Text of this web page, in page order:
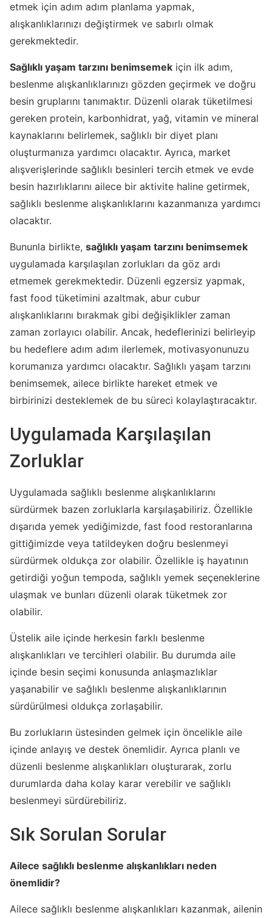
etmek için adım adım planlama yapmak,
alışkanlıklarınızı değiştirmek ve sabırlı olmak
gerekmektedir.
Sağlıklı yaşam tarzını benimsemek için ilk adım,
beslenme alışkanlıklarınızı gözden geçirmek ve doğru
besin gruplarını tanımaktır. Düzenli olarak tüketilmesi
gereken protein, karbonhidrat, yağ, vitamin ve mineral
kaynaklarını belirlemek, sağlıklı bir diyet planı
oluşturmanıza yardımcı olacaktır. Ayrıca, market
alışverişlerinde sağlıklı besinleri tercih etmek ve evde
besin hazırlıklarını ailece bir aktivite haline getirmek,
sağlıklı beslenme alışkanlıklarını kazanmanıza yardımcı
olacaktır.
Bununla birlikte, sağlıklı yaşam tarzını benimsemek
uygulamada karşılaşılan zorlukları da göz ardı
etmemek gerekmektedir. Düzenli egzersiz yapmak,
fast food tüketimini azaltmak, abur cubur
alışkanlıklarını bırakmak gibi değişiklikler zaman
zaman zorlayıcı olabilir. Ancak, hedeflerinizi belirleyip
bu hedeflere adım adım ilerlemek, motivasyonunuzu
korumanıza yardımcı olacaktır. Sağlıklı yaşam tarzını
benimsemek, ailece birlikte hareket etmek ve
birbirinizi desteklemek de bu süreci kolaylaştıracaktır.
Uygulamada Karşılaşılan
Zorluklar
Uygulamada sağlıklı beslenme alışkanlıklarını
sürdürmek bazen zorluklarla karşılaşabiliriz. Özellikle
dışarıda yemek yediğimizde, fast food restoranlarına
gittiğimizde veya tatildeyken doğru beslenmeyi
sürdürmek oldukça zor olabilir. Özellikle iş hayatının
getirdiği yoğun tempoda, sağlıklı yemek seçeneklerine
ulaşmak ve bunları düzenli olarak tüketmek zor
olabilir.
Üstelik aile içinde herkesin farklı beslenme
alışkanlıkları ve tercihleri olabilir. Bu durumda aile
içinde besin seçimi konusunda anlaşmazlıklar
yaşanabilir ve sağlıklı beslenme alışkanlıklarının
sürdürülmesi oldukça zorlaşabilir.
Bu zorlukların üstesinden gelmek için öncelikle aile
içinde anlayış ve destek önemlidir. Ayrıca planlı ve
düzenli beslenme alışkanlıkları oluşturarak, zorlu
durumlarda daha kolay karar verebilir ve sağlıklı
beslenmeyi sürdürebiliriz.
Sık Sorulan Sorular
Ailece sağlıklı beslenme alışkanlıkları neden
önemlidir?
Ailece sağlıklı beslenme alışkanlıkları kazanmak, ailenin